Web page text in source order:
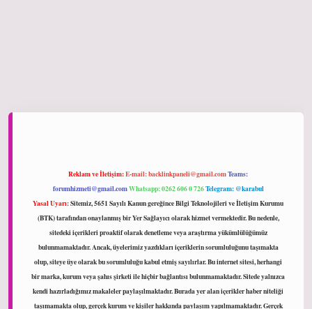
Reklam ve İletişim:E-mail:backlinkpaneli@gmail.comTeams:
forumhizmeti@gmail.comWhatsapp: 0262 606 0 726Telegram: @karabul
Yasal Uyarı:Sitemiz, 5651 Sayılı Kanun gereğince Bilgi Teknolojileri ve İletişim Kurumu
(BTK) tarafından onaylanmış bir Yer Sağlayıcı olarak hizmet vermektedir. Bu nedenle,
sitedeki içerikleri proaktif olarak denetleme veya araştırma yükümlülüğümüz
bulunmamaktadır. Ancak, üyelerimiz yazdıkları içeriklerin sorumluluğunu taşımakta
olup, siteye üye olarak bu sorumluluğu kabul etmiş sayılırlar. Bu internet sitesi, herhangi
bir marka, kurum veya şahıs şirketi ile hiçbir bağlantısı bulunmamaktadır. Sitede yalnızca
kendi hazırladığımız makaleler paylaşılmaktadır. Burada yer alan içerikler haber niteliği
taşımamakta olup, gerçek kurum ve kişiler hakkında paylaşım yapılmamaktadır. Gerçek